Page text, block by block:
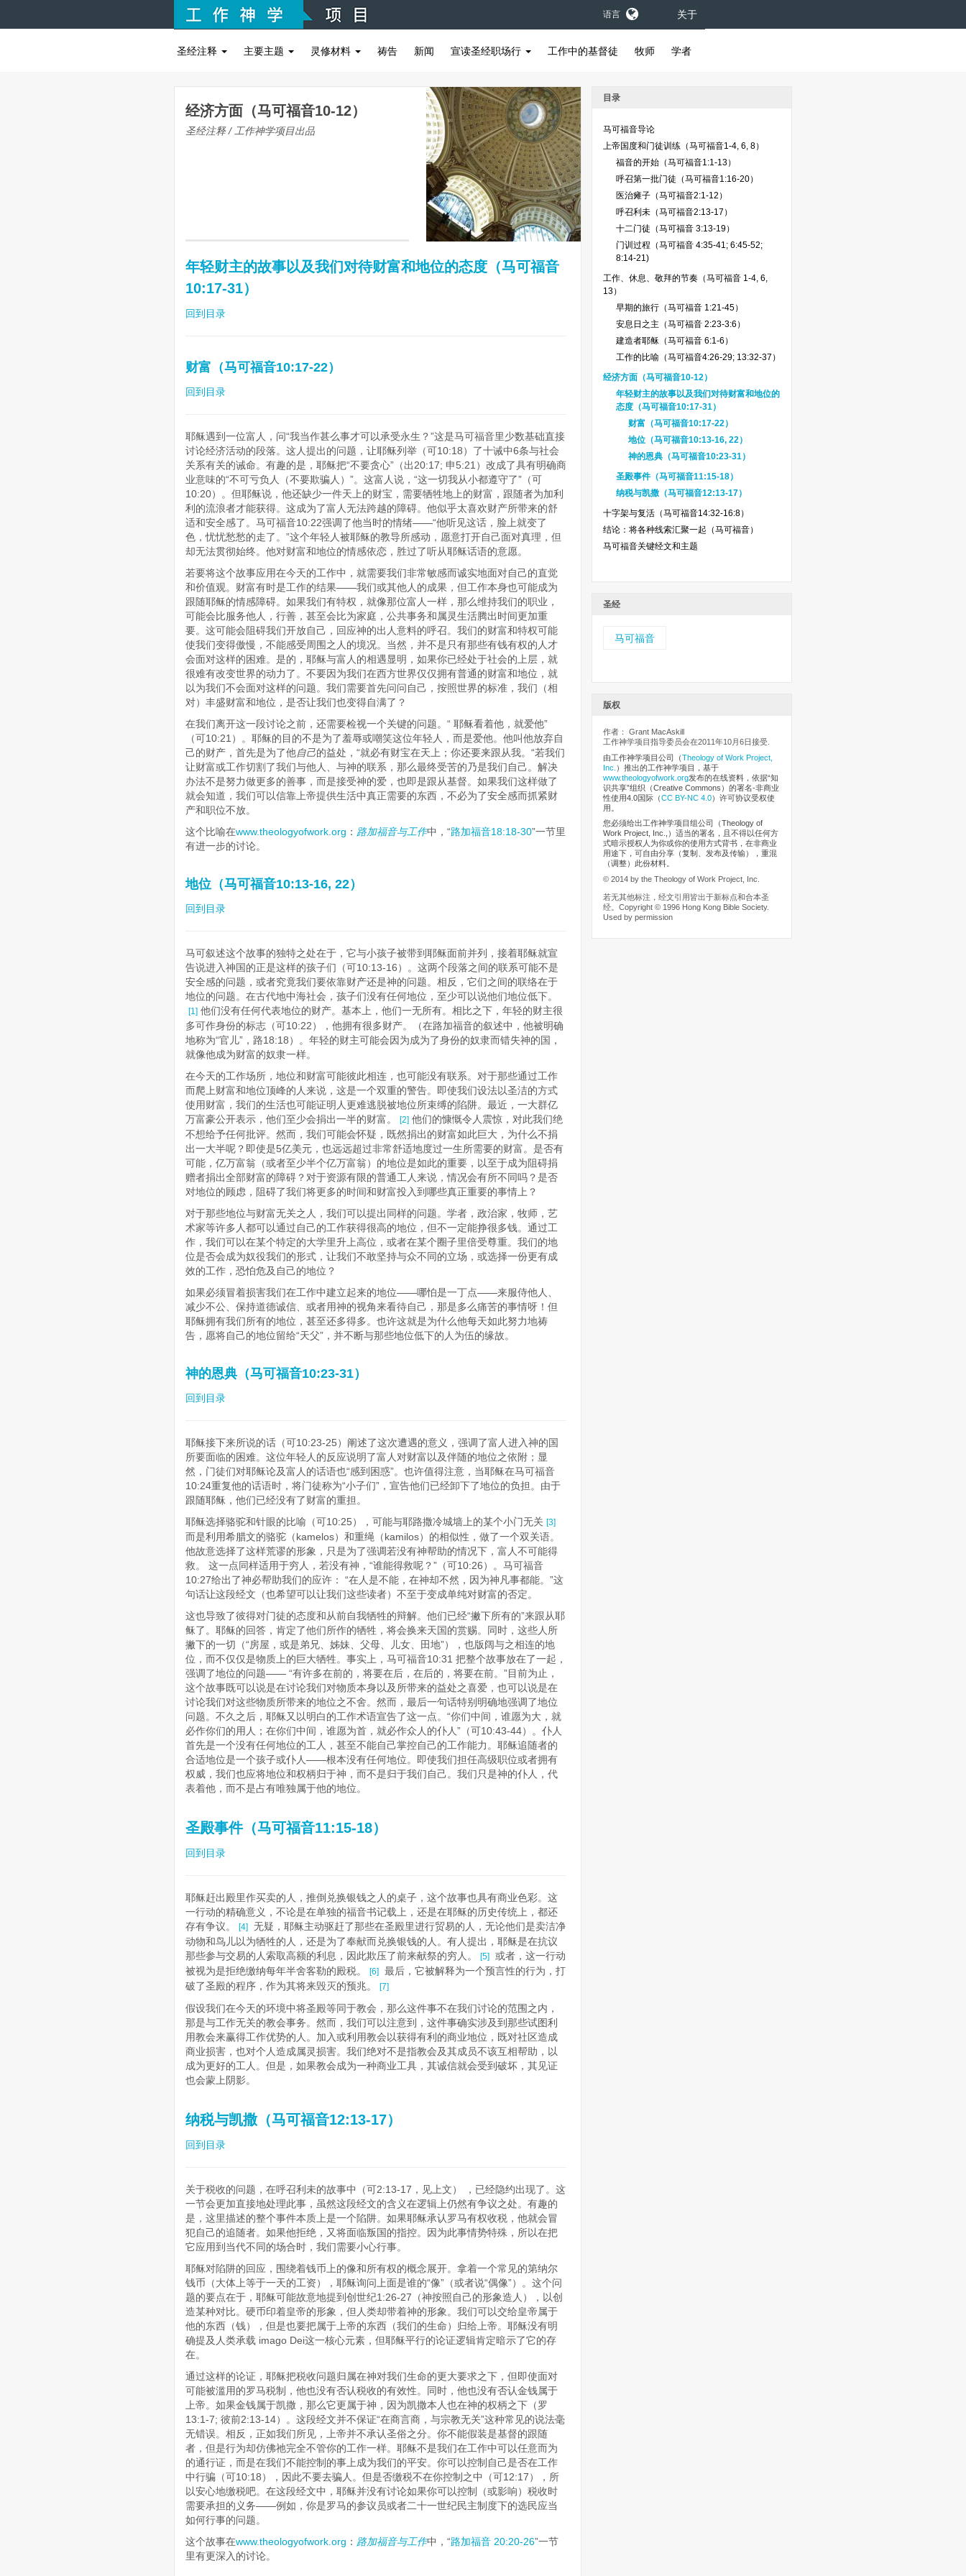
语言 关于
圣经注释 主要主题 灵修材料 祷告 新闻 宣读圣经职场行 工作中的基督徒 牧师 学者
经济方面（马可福音10-12）
圣经注释 / 工作神学项目出品
年轻财主的故事以及我们对待财富和地位的态度（马可福音
10:17-31）
回到目录
财富（马可福音10:17-22）
回到目录
耶稣遇到一位富人，问“我当作甚么事才可以承受永生？”这是马可福音里少数基础直接
讨论经济活动的段落。这人提出的问题，让耶稣列举（可10:18）了十诫中6条与社会
关系有关的诫命。有趣的是，耶稣把“不要贪心”（出20:17; 申5:21）改成了具有明确商
业意味的“不可亏负人（不要欺骗人）”。这富人说，“这一切我从小都遵守了”（可
10:20）。但耶稣说，他还缺少一件天上的财宝，需要牺牲地上的财富，跟随者为加利
利的流浪者才能获得。这成为了富人无法跨越的障碍。他似乎太喜欢财产所带来的舒
适和安全感了。马可福音10:22强调了他当时的情绪——“他听见这话，脸上就变了
色，忧忧愁愁的走了。”这个年轻人被耶稣的教导所感动，愿意打开自己面对真理，但
却无法贯彻始终。他对财富和地位的情感依恋，胜过了听从耶稣话语的意愿。
若要将这个故事应用在今天的工作中，就需要我们非常敏感而诚实地面对自己的直觉
和价值观。财富有时是工作的结果——我们或其他人的成果，但工作本身也可能成为
跟随耶稣的情感障碍。如果我们有特权，就像那位富人一样，那么维持我们的职业，
可能会比服务他人，行善，甚至会比为家庭，公共事务和属灵生活腾出时间更加重
要。这可能会阻碍我们开放自己，回应神的出人意料的呼召。我们的财富和特权可能
使我们变得傲慢，不能感受周围之人的境况。当然，并不是只有那些有钱有权的人才
会面对这样的困难。是的，耶稣与富人的相遇显明，如果你已经处于社会的上层，就
很难有改变世界的动力了。不要因为我们在西方世界仅仅拥有普通的财富和地位，就
以为我们不会面对这样的问题。我们需要首先问问自己，按照世界的标准，我们（相
对）丰盛财富和地位，是否让我们也变得自满了？
在我们离开这一段讨论之前，还需要检视一个关键的问题。“ 耶稣看着他，就爱他”
（可10:21）。耶稣的目的不是为了羞辱或嘲笑这位年轻人，而是爱他。他叫他放弃自
己的财产，首先是为了他自己的益处，“就必有财宝在天上；你还要来跟从我。“若我们
让财富或工作切割了我们与他人、与神的联系，那么最终受苦的乃是我们自己。解决
办法不是努力做更多的善事，而是接受神的爱，也即是跟从基督。如果我们这样做了
就会知道，我们可以信靠上帝提供生活中真正需要的东西，不必为了安全感而抓紧财
产和职位不放。
这个比喻在www.theologyofwork.org ： 路加福音与工作中，“路加福音18:18-30”一节里
有进一步的讨论。
地位（马可福音10:13-16, 22）
回到目录
马可叙述这个故事的独特之处在于，它与小孩子被带到耶稣面前并列，接着耶稣就宣
告说进入神国的正是这样的孩子们（可10:13-16）。这两个段落之间的联系可能不是
安全感的问题，或者究竟我们要依靠财产还是神的问题。相反，它们之间的联络在于
地位的问题。在古代地中海社会，孩子们没有任何地位，至少可以说他们地位低下。​
[1] 他们没有任何代表地位的财产。基本上，他们一无所有。相比之下，年轻的财主很
多可作身份的标志（可10:22），他拥有很多财产。（在路加福音的叙述中，他被明确
地称为“官儿”，路18:18）。年轻的财主可能会因为成为了身份的奴隶而错失神的国，
就像他成为财富的奴隶一样。
在今天的工作场所，地位和财富可能彼此相连，也可能没有联系。对于那些通过工作
而爬上财富和地位顶峰的人来说，这是一个双重的警告。即使我们设法以圣洁的方式
使用财富，我们的生活也可能证明人更难逃脱被地位所束缚的陷阱。最近，一大群亿
万富豪公开表示，他们至少会捐出一半的财富。
[2] 他们的慷慨令人震惊，对此我们绝
不想给予任何批评。然而，我们可能会怀疑，既然捐出的财富如此巨大，为什么不捐
出一大半呢？即使是5亿美元，也远远超过非常舒适地度过一生所需要的财富。是否有
可能，亿万富翁（或者至少半个亿万富翁）的地位是如此的重要，以至于成为阻碍捐
赠者捐出全部财富的障碍？对于资源有限的普通工人来说，情况会有所不同吗？是否
对地位的顾虑，阻碍了我们将更多的时间和财富投入到哪些真正重要的事情上？
对于那些地位与财富无关之人，我们可以提出同样的问题。学者，政治家，牧师，艺
术家等许多人都可以通过自己的工作获得很高的地位，但不一定能挣很多钱。通过工
作，我们可以在某个特定的大学里升上高位，或者在某个圈子里倍受尊重。我们的地
位是否会成为奴役我们的形式，让我们不敢坚持与众不同的立场，或选择一份更有成
效的工作，恐怕危及自己的地位？
如果必须冒着损害我们在工作中建立起来的地位——哪怕是一丁点——来服侍他人、
减少不公、保持道德诚信、或者用神的视角来看待自己，那是多么痛苦的事情呀！但
耶稣拥有我们所有的地位，甚至还多得多。也许这就是为什么他每天如此努力地祷
告，愿将自己的地位留给“天父”，并不断与那些地位低下的人为伍的缘故。
神的恩典（马可福音10:23-31）
回到目录
耶稣接下来所说的话（可10:23-25）阐述了这次遭遇的意义，强调了富人进入神的国
所要面临的困难。这位年轻人的反应说明了富人对财富以及伴随的地位之依附；显
然，门徒们对耶稣论及富人的话语也“感到困惑”。也许值得注意，当耶稣在马可福音
10:24重复他的话语时，将门徒称为“小子们”，宣告他们已经卸下了地位的负担。由于
跟随耶稣，他们已经没有了财富的重担。
耶稣选择骆驼和针眼的比喻（可10:25），可能与耶路撒冷城墙上的某个小门无关 [3]
而是利用希腊文的骆驼（kamelos）和重绳（kamilos）的相似性，做了一个双关语。
他故意选择了这样荒谬的形象，只是为了强调若没有神帮助的情况下，富人不可能得
救。
这一点同样适用于穷人，若没有神，“谁能得救呢？”（可10:26）。马可福音
10:27给出了神必帮助我们的应许： “在人是不能，在神却不然，因为神凡事都能。”这
句话让这段经文（也希望可以让我们这些读者）不至于变成单纯对财富的否定。
这也导致了彼得对门徒的态度和从前自我牺牲的辩解。他们已经“撇下所有的”来跟从耶
稣了。耶稣的回答，肯定了他们所作的牺牲，将会换来天国的赏赐。同时，这些人所
撇下的一切（“房屋，或是弟兄、姊妹、父母、儿女、田地”），也版阔与之相连的地
位，而不仅仅是物质上的巨大牺牲。事实上，马可福音10:31 把整个故事放在了一起，
强调了地位的问题—— “有许多在前的，将要在后，在后的，将要在前。”目前为止，
这个故事既可以说是在讨论我们对物质本身以及所带来的益处之喜爱，也可以说是在
讨论我们对这些物质所带来的地位之不舍。然而，最后一句话特别明确地强调了地位
问题。不久之后，耶稣又以明白的工作术语宣告了这一点。“你们中间，谁愿为大，就
必作你们的用人；在你们中间，谁愿为首，就必作众人的仆人”（可10:43-44）。仆人
首先是一个没有任何地位的工人，甚至不能自己掌控自己的工作能力。耶稣追随者的
合适地位是一个孩子或仆人——根本没有任何地位。即使我们担任高级职位或者拥有
权威，我们也应将地位和权柄归于神，而不是归于我们自己。我们只是神的仆人，代
表着他，而不是占有唯独属于他的地位。
圣殿事件（马可福音11:15-18）
回到目录
耶稣赶出殿里作买卖的人，推倒兑换银钱之人的桌子，这个故事也具有商业色彩。这
一行动的精确意义，不论是在单独的福音书记载上，还是在耶稣的历史传统上，都还
存有争议。
[4] 无疑，耶稣主动驱赶了那些在圣殿里进行贸易的人，无论他们是卖洁净
动物和鸟儿以为牺牲的人，还是为了奉献而兑换银钱的人。有人提出，耶稣是在抗议
那些参与交易的人索取高额的利息，因此欺压了前来献祭的穷人。
[5] 或者，这一行动
被视为是拒绝缴纳每年半舍客勒的殿税。
[6] 最后，它被解释为一个预言性的行为，打
破了圣殿的程序，作为其将来毁灭的预兆。
[7]
假设我们在今天的环境中将圣殿等同于教会，那么这件事不在我们讨论的范围之内，
那是与工作无关的教会事务。然而，我们可以注意到，这件事确实涉及到那些试图利
用教会来赢得工作优势的人。加入或利用教会以获得有利的商业地位，既对社区造成
商业损害，也对个人造成属灵损害。我们绝对不是指教会及其成员不该互相帮助，以
成为更好的工人。但是，如果教会成为一种商业工具，其诚信就会受到破坏，其见证
也会蒙上阴影。
纳税与凯撒（马可福音12:13-17）
回到目录
关于税收的问题，在呼召利未的故事中（可2:13-17，见上文） ，已经隐约出现了。这
一节会更加直接地处理此事，虽然这段经文的含义在逻辑上仍然有争议之处。有趣的
是，这里描述的整个事件本质上是一个陷阱。如果耶稣承认罗马有权收税，他就会冒
犯自己的追随者。如果他拒绝，又将面临叛国的指控。因为此事情势特殊，所以在把
它应用到当代不同的场合时，我们需要小心行事。
耶稣对陷阱的回应，围绕着钱币上的像和所有权的概念展开。拿着一个常见的第纳尔
钱币（大体上等于一天的工资），耶稣询问上面是谁的“像”（或者说“偶像”）。这个问
题的要点在于，耶稣可能故意地提到创世纪1:26-27（神按照自己的形象造人），以创
造某种对比。硬币印着皇帝的形象，但人类却带着神的形象。我们可以交给皇帝属于
他的东西（钱），但是也要把属于上帝的东西（我们的生命）归给上帝。耶稣没有明
确提及人类承载 imago Dei这一核心元素，但耶稣平行的论证逻辑肯定暗示了它的存
在。
通过这样的论证，耶稣把税收问题归属在神对我们生命的更大要求之下，但即使面对
可能被滥用的罗马税制，他也没有否认税收的有效性。同时，他也没有否认金钱属于
上帝。如果金钱属于凯撒，那么它更属于神，因为凯撒本人也在神的权柄之下（罗
13:1-7; 彼前2:13-14）。这段经文并不保证“在商言商，与宗教无关”这种常见的说法毫
无错误。相反，正如我们所见，上帝并不承认圣俗之分。你不能假装是基督的跟随
者，但是行为却仿佛祂完全不管你的工作一样。耶稣不是我们在工作中可以任意而为
的通行证，而是在我们不能控制的事上成为我们的平安。你可以控制自己是否在工作
中行骗（可10:18），因此不要去骗人。但是否缴税不在你控制之中（可12:17），所
以安心地缴税吧。在这段经文中，耶稣并没有讨论如果你可以控制（或影响）税收时
需要承担的义务——例如，你是罗马的参议员或者二十一世纪民主制度下的选民应当
如何行事的问题。
这个故事在www.theologyofwork.org ： 路加福音与工作中，“路加福音 20:20-26”一节
里有更深入的讨论。
目录
马可福音导论
上帝国度和门徒训练（马可福音1-4, 6, 8）
福音的开始（马可福音1:1-13）
呼召第一批门徒（马可福音1:16-20）
医治瘫子（马可福音2:1-12）
呼召利未（马可福音2:13-17）
十二门徒（马可福音 3:13-19）
门训过程（马可福音 4:35-41; 6:45-52;
8:14-21)
工作、休息、敬拜的节奏（马可福音 1-4, 6,
13）
早期的旅行（马可福音 1:21-45）
安息日之主（马可福音 2:23-3:6）
建造者耶稣（马可福音 6:1-6）
工作的比喻（马可福音4:26-29; 13:32-37）
经济方面（马可福音10-12）
年轻财主的故事以及我们对待财富和地位的
态度（马可福音10:17-31）
财富（马可福音10:17-22）
地位（马可福音10:13-16, 22）
神的恩典（马可福音10:23-31）
圣殿事件（马可福音11:15-18）
纳税与凯撒（马可福音12:13-17）
十字架与复活（马可福音14:32-16:8）
结论：将各种线索汇聚一起（马可福音）
马可福音关键经文和主题
圣经
马可福音
版权
作者： Grant MacAskill
工作神学项目指导委员会在2011年10月6日接受.
由工作神学项目公司
（Theology of Work Project,
Inc. ）推出的工作神学项目，基于
www.theologyofwork.org发布的在线资料，依据“知
识共享”组织（Creative Commons）的署名-非商业
性使用4.0国际（CC BY-NC 4.0）许可协议受权使
用。
您必须给出工作神学项目组公司（Theology of
Work Project, Inc.,）适当的署名，且不得以任何方
式暗示授权人为你或你的使用方式背书，在非商业
用途下，可自由分享（复制、发布及传输），重混
（调整）此份材料。
© 2014 by the Theology of Work Project, Inc.
若无其他标注，经文引用皆出于新标点和合本圣
经。Copyright © 1996 Hong Kong Bible Society.
Used by permission